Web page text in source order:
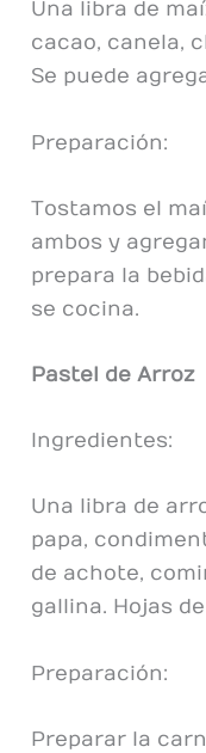
Una libra de
cacao, canela,
Se puede
Preparación:
Tostamos el
ambos y
prepara la
se cocina.
Pastel de Arroz
Ingredientes:
Una libra de
papa,
de achote,
gallina. Hojas
Preparación:
Preparar la